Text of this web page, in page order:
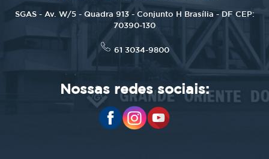
SGAS - Av. W/5 - Quadra 913 - Conjunto H Brasília - DF CEP:
70390-130
61 3034-9800
Nossas redes sociais: